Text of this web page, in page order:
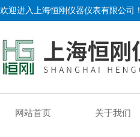
欢迎进入上海恒刚仪器仪表有限公司！
网站首页 关于我们